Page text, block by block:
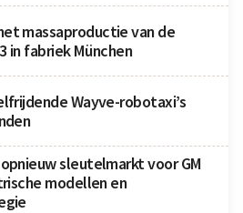
massaproductie van de
in fabriek München
Wayve-robotaxi’s
sleutelmarkt voor GM
modellen en